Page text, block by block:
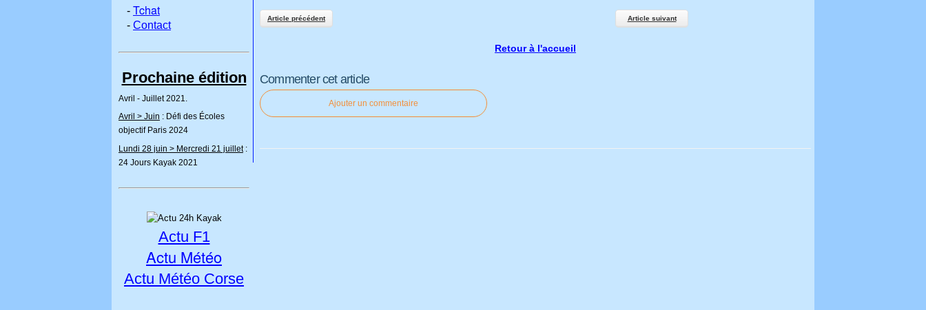
Article précédent Article suivant
Retour à l'accueil
Commenter cet article
Ajouter un commentaire
- Tchat
- Contact
Prochaine édition
Avril - Juillet 2021.
Avril > Juin : Défi des Écoles
objectif Paris 2024
Lundi 28 juin > Mercredi 21 juillet:
24 Jours Kayak 2021
Actu F1
Actu Météo
Actu Météo Corse